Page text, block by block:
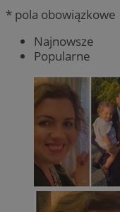
* pola obowiązkowe
Najnowsze
Popularne